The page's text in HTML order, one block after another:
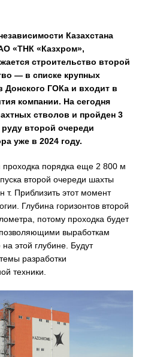
Казахстана
«ТНК «Казхром»,
строительство второй
— в списке крупных
Донского ГОКа и входит в
компании. На сегодня
стволов и пройден 3
второй очереди
уже в 2024 году.
порядка еще 2 800 м
второй очереди шахты
Приблизить этот момент
Глубина горизонтов второй
потому проходка будет
выработкам
этой глубине. Будут
разработки
техники.